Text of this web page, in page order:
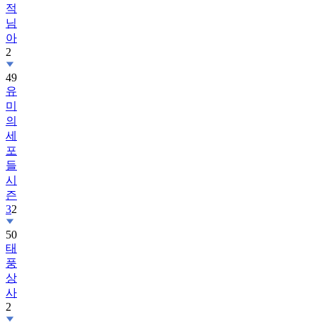
적
님
아
2
49
유
미
의
세
포
들
시
즌
32
50
태
풍
상
사
2